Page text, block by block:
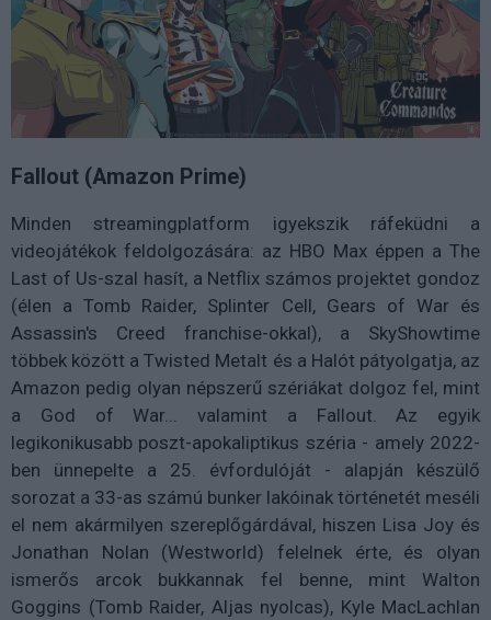
Fallout (Amazon Prime)
Minden streamingplatform igyekszik ráfeküdni a
videojátékok feldolgozására: az HBO Max éppen a The
Last of Us-szal hasít, a Netflix számos projektet gondoz
(élen a Tomb Raider, Splinter Cell, Gears of War és
Assassin's Creed franchise-okkal), a SkyShowtime
többek között a Twisted Metalt és a Halót pátyolgatja, az
Amazon pedig olyan népszerű szériákat dolgoz fel, mint
a God of War... valamint a Fallout. Az egyik
legikonikusabb poszt-apokaliptikus széria - amely 2022-
ben ünnepelte a 25. évfordulóját - alapján készülő
sorozat a 33-as számú bunker lakóinak történetét meséli
el nem akármilyen szereplőgárdával, hiszen Lisa Joy és
Jonathan Nolan (Westworld) felelnek érte, és olyan
ismerős arcok bukkannak fel benne, mint Walton
Goggins (Tomb Raider, Aljas nyolcas), Kyle MacLachlan